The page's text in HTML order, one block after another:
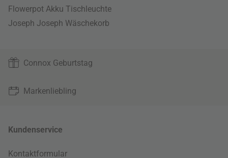
Flowerpot Akku Tischleuchte
Joseph Joseph Wäschekorb
Connox Geburtstag
Markenliebling
Kundenservice
Kontaktformular